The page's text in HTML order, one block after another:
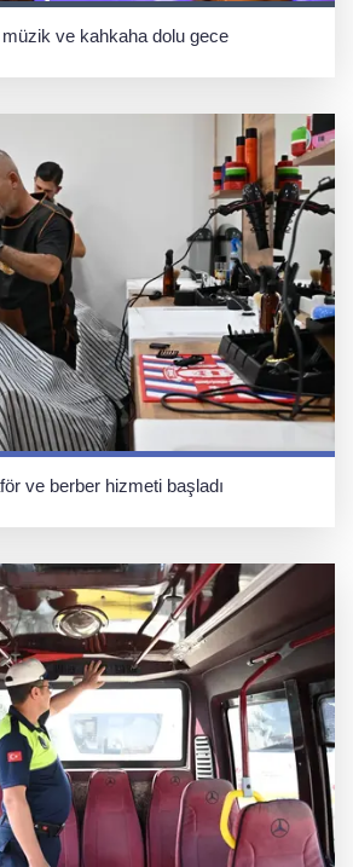
ve kahkaha dolu gece
ve berber hizmeti başladı